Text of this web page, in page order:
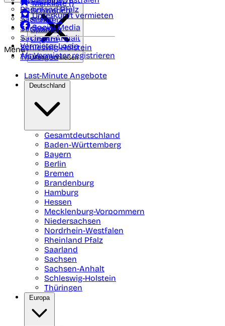
Rheinland Pfalz
Saarland
Sachsen
Sachsen-Anhalt
Schleswig-Holstein
Thüringen
Schweden
Schweiz
Spanien
Ungarn
Merkliste ()
Unterkunft vermieten
Social Media
Vermieter-Login
Als Vermieter registrieren
Menü
Menü schließen
Last-Minute Angebote
Deutschland
Gesamtdeutschland
Baden-Württemberg
Bayern
Berlin
Bremen
Brandenburg
Hamburg
Hessen
Mecklenburg-Vorpommern
Niedersachsen
Nordrhein-Westfalen
Rheinland Pfalz
Saarland
Sachsen
Sachsen-Anhalt
Schleswig-Holstein
Thüringen
Europa